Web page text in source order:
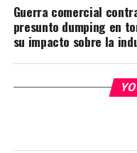
Guerra comercial
presunto dumping en
su impacto sobre la